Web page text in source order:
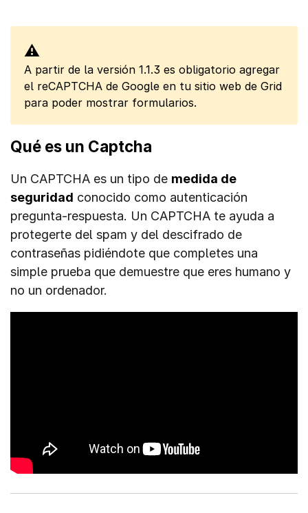
⚠
A partir de la versión 1.1.3 es obligatorio agregar
el reCAPTCHA de Google en tu sitio web de Grid
para poder mostrar formularios.
Qué es un Captcha
Un CAPTCHA es un tipo de medida de
seguridad conocido como autenticación
pregunta-respuesta. Un CAPTCHA te ayuda a
protegerte del spam y del descifrado de
contraseñas pidiéndote que completes una
simple prueba que demuestre que eres humano y
no un ordenador.